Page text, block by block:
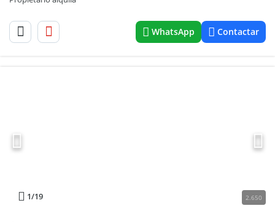
WhatsApp Contactar
1/19 2.650